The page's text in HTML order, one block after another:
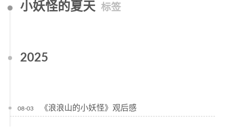
小妖怪的夏天 标签
2025
08-03 《浪浪山的小妖怪》观后感